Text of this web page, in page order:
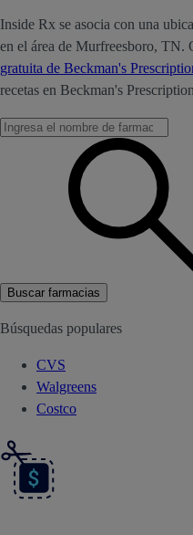
Inside Rx se asocia con una
en el área de Murfreesboro, TN.
gratuita de Beckman's
recetas en Beckman's
Buscar farmacias
Búsquedas populares
CVS
Walgreens
Costco